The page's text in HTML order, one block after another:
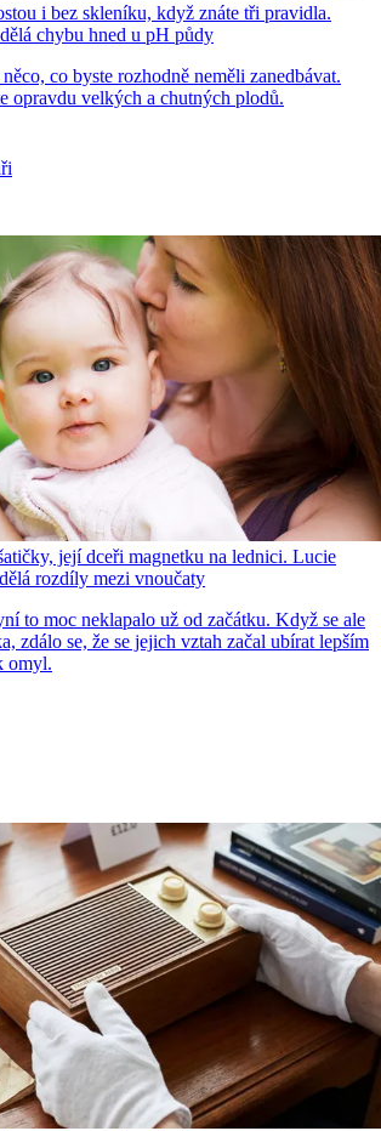
i bez skleníku, když znáte tři pravidla.
chybu hned u pH půdy
co byste rozhodně neměli zanedbávat.
opravdu velkých a chutných plodů.
její dceři magnetku na lednici. Lucie
rozdíly mezi vnoučaty
to moc neklapalo už od začátku. Když se ale
zdálo se, že se jejich vztah začal ubírat lepším
omyl.